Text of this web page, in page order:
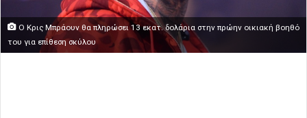
Ο Κρις Μπράουν θα πληρώσει 13 εκατ. δολάρια στην πρώην οικιακή βοηθό
του για επίθεση σκύλου